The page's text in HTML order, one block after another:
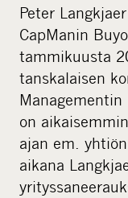
Peter
CapManin
tammikuusta
tanskalaisen
on
ajan em.
aikana